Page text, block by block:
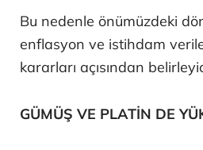
Bu nedenle önümüzdeki
enflasyon ve istihdam
kararları açısından
GÜMÜŞ VE PLATİN DE